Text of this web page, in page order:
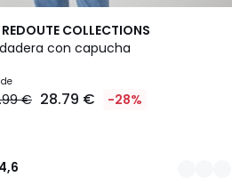
COLLECTIONS
con capucha
€ 28.79 € -28%
4,6